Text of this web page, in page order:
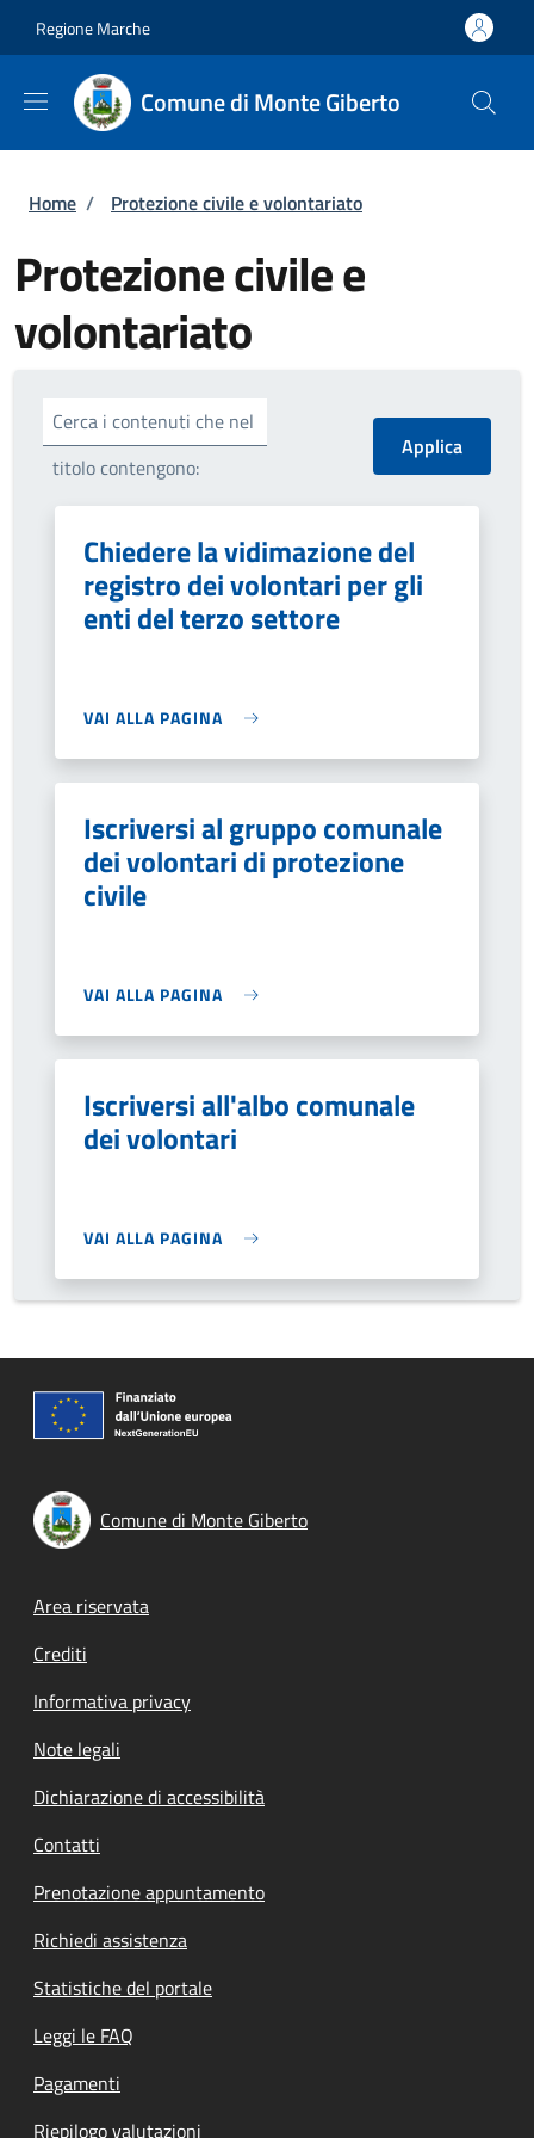
Regione Marche
Comune di Monte Giberto
Briciole di pane
Home / Protezione civile e volontariato
Protezione civile e
volontariato
Cerca i contenuti che nel
titolo contengono:
Chiedere la vidimazione del
registro dei volontari per gli
enti del terzo settore
VAI ALLA PAGINA
Iscriversi al gruppo comunale
dei volontari di protezione
civile
VAI ALLA PAGINA
Iscriversi all'albo comunale
dei volontari
VAI ALLA PAGINA
Comune di Monte Giberto
Footer menu
Area riservata
Crediti
Informativa privacy
Note legali
Dichiarazione di accessibilità
Contatti
Prenotazione appuntamento
Richiedi assistenza
Statistiche del portale
Leggi le FAQ
Pagamenti
Riepilogo valutazioni